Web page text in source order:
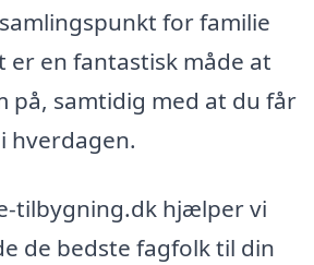
for familie
er en fantastisk måde at
på, samtidig med at du får
hverdagen.
tilbygning.dk hjælper vi
de bedste fagfolk til din